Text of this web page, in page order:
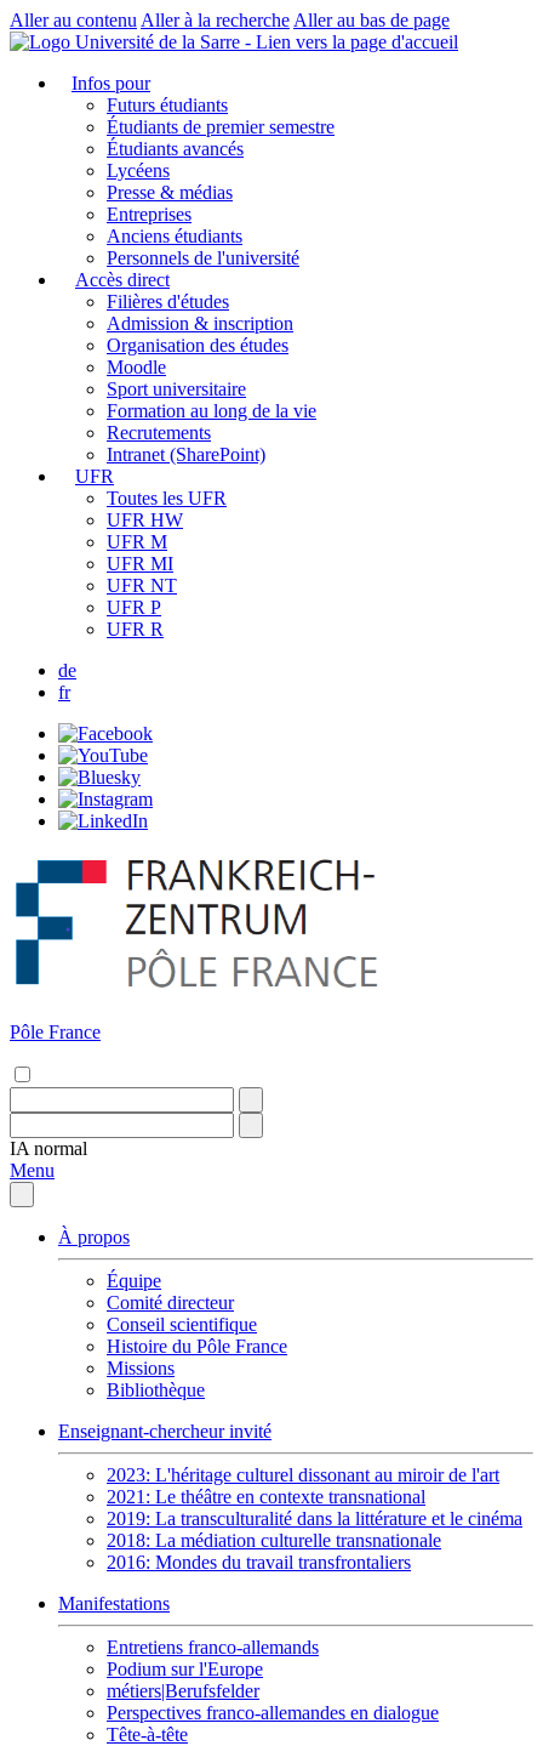
Aller au contenu Aller à la recherche Aller au bas de page
Infos pour
Futurs étudiants
Étudiants de premier semestre
Étudiants avancés
Lycéens
Presse & médias
Entreprises
Anciens étudiants
Personnels de l'université
Accès direct
Filières d'études
Admission & inscription
Organisation des études
Moodle
Sport universitaire
Formation au long de la vie
Recrutements
Intranet (SharePoint)
UFR
Toutes les UFR
UFR HW
UFR M
UFR MI
UFR NT
UFR P
UFR R
de
fr
Pôle France
IA normal
Menu
À propos
Équipe
Comité directeur
Conseil scientifique
Histoire du Pôle France
Missions
Bibliothèque
Enseignant-chercheur invité
2023: L'héritage culturel dissonant au miroir de l'art
2021: Le théâtre en contexte transnational
2019: La transculturalité dans la littérature et le cinéma
2018: La médiation culturelle transnationale
2016: Mondes du travail transfrontaliers
Manifestations
Entretiens franco-allemands
Podium sur l'Europe
métiers|Berufsfelder
Perspectives franco-allemandes en dialogue
Tête-à-tête